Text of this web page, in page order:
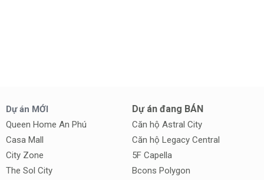
Dự án MỚI
Queen Home An Phú
Casa Mall
City Zone
The Sol City
Dự án đang BÁN
Căn hộ Astral City
Căn hộ Legacy Central
5F Capella
Bcons Polygon